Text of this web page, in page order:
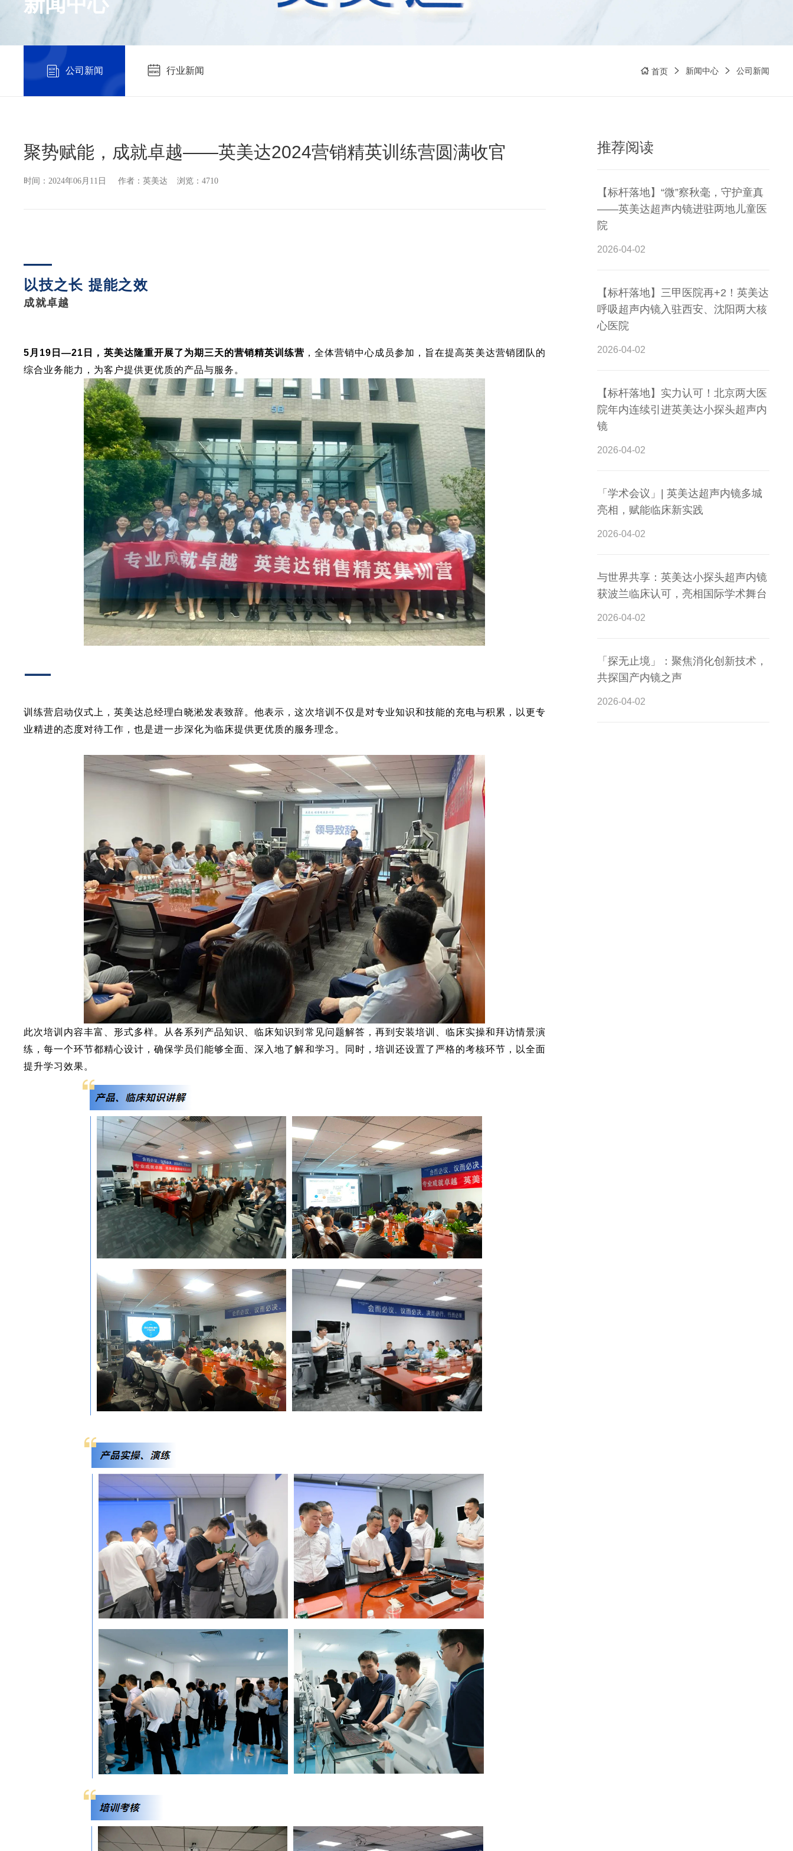
公司新闻 行业新闻 首页 新闻中心 公司新闻
聚势赋能，成就卓越——英美达2024营销精英训练营圆满收官
时间：2024年06月11日 作者：英美达 浏览：4710
—
以技之长 提能之效
成就卓越
5月19日—21日，英美达隆重开展了为期三天的营销精英训练营 ，全体营销中心成员参加，旨在提高英美达营销团队的
综合业务能力，为客户提供更优质的产品与服务。
—
训练营启动仪式上，英美达总经理白晓淞发表致辞。他表示，这次培训不仅是对专业知识和技能的充电与积累，
以更专
业精进的态度对待工作，也是进一步深化为临床提供更优质的服务理念。
此次培训内容丰富、形式多样。从各系列产品知识、临床知识到常见问题解答，再到安装培训、临床实操和拜访情景演
练，每一个环节都精心设计，确保学员们能够全面、深入地了解和学习。
同时，培训还设置了严格的考核环节，以全面
提升学习效果。
推荐阅读
【标杆落地】“微”察秋毫，守护童真
——英美达超声内镜进驻两地儿童医
院
2026-04-02
【标杆落地】三甲医院再+2！英美达
呼吸超声内镜入驻西安、沈阳两大核
心医院
2026-04-02
【标杆落地】实力认可！北京两大医
院年内连续引进英美达小探头超声内
镜
2026-04-02
「学术会议」| 英美达超声内镜多城
亮相，赋能临床新实践
2026-04-02
与世界共享：英美达小探头超声内镜
获波兰临床认可，亮相国际学术舞台
2026-04-02
「探无止境」：聚焦消化创新技术，
共探国产内镜之声
2026-04-02